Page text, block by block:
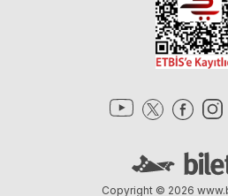
Copyright © 2026